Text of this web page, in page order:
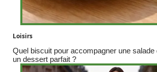
Loisirs
Quel biscuit pour accompagner une salade
un dessert parfait ?